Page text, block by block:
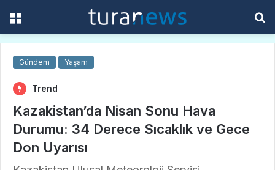
Gündem Yaşam
Trend
Kazakistan’da Nisan Sonu Hava
Durumu: 34 Derece Sıcaklık ve Gece
Don Uyarısı